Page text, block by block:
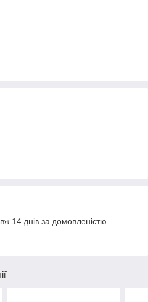
14 днів за домовленістю